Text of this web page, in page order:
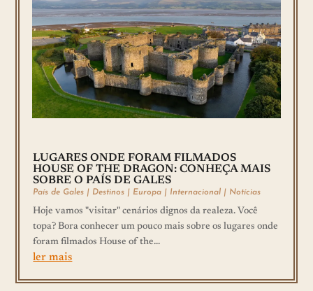
LUGARES ONDE FORAM FILMADOS
HOUSE OF THE DRAGON: CONHEÇA MAIS
SOBRE O PAÍS DE GALES
País de Gales | Destinos | Europa | Internacional | Notícias
Hoje vamos "visitar" cenários dignos da realeza. Você
topa? Bora conhecer um pouco mais sobre os lugares onde
foram filmados House of the...
ler mais